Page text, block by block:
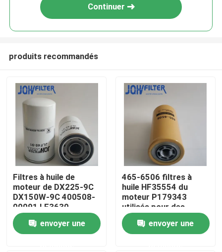
À la maison
Continuer
produits recommandés
Filtres à huile de
moteur de DX225-9C
DX150W-9C 400508-
00091 LF3630
P550371
envoyer une
465-6506 filtres à
huile HF35554 du
moteur P179343
utilisés pour des
machines de
constructionenvoyer une